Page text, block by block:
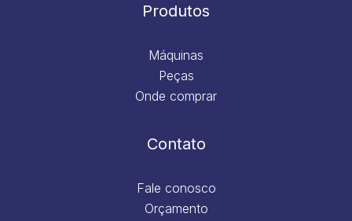
Produtos
Máquinas
Peças
Onde comprar
Contato
Fale conosco
Orçamento